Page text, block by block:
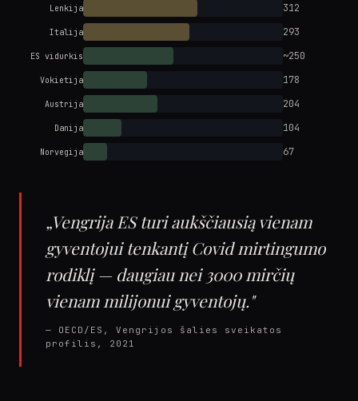
Lenkija 312
Italija 293
ES vidurkis ~250
Vokietija 178
Austrija 204
Danija 104
Norvegija 67
„Vengrija ES turi aukščiausią vienam
gyventojui tenkantį Covid mirtingumo
rodiklį — daugiau nei 3000 mirčių
vienam milijonui gyventojų."
— OECD/ES, Vengrijos šalies sveikatos
profilis, 2021